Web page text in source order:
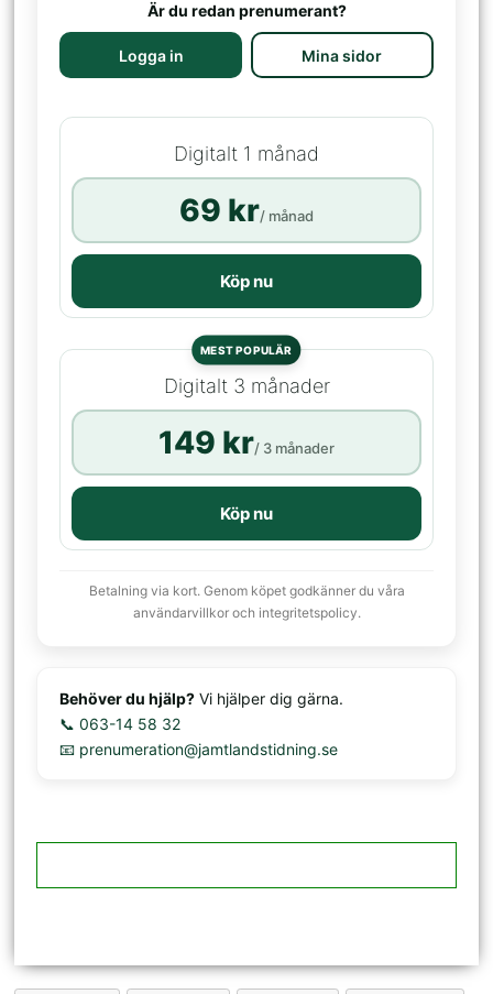
Är du redan prenumerant?
Logga in Mina sidor
Digitalt 1 månad
69 kr/ månad
Köp nu
MEST POPULÄR
Digitalt 3 månader
149 kr/ 3 månader
Köp nu
Betalning via kort. Genom köpet godkänner du våra
användarvillkor och integritetspolicy.
Behöver du hjälp? Vi hjälper dig gärna.
📞 063-14 58 32
📧 prenumeration@jamtlandstidning.se